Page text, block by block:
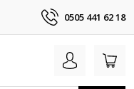
0505 441 62 18